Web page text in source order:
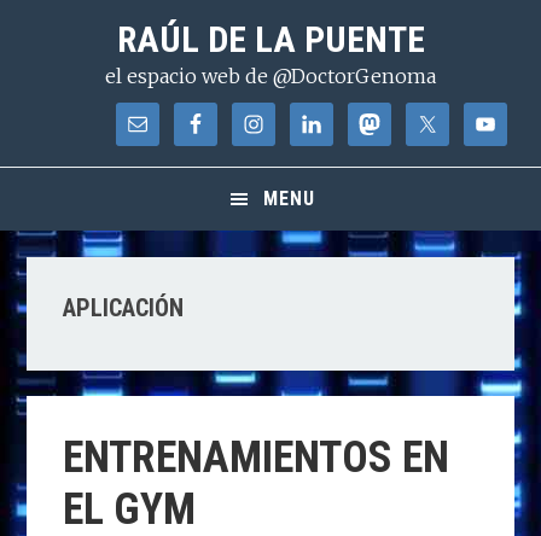
contenido
RAÚL DE LA PUENTE
el espacio web de @DoctorGenoma
MENU
APLICACIÓN
ENTRENAMIENTOS EN
EL GYM